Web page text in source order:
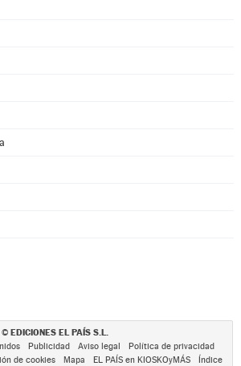
© EDICIONES EL PAÍS S.L.
Publicidad Aviso legal
Política de privacidad
de cookies Mapa EL PAÍS en KIOSKOyMÁS Índice